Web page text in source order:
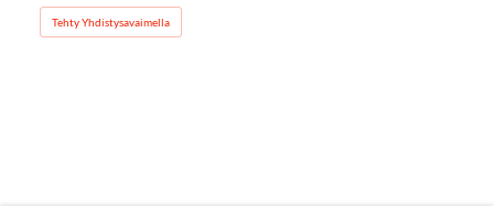
Tehty Yhdistysavaimella